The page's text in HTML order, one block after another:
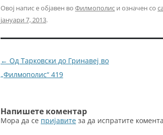
c
e
b
o
o
itt
er
ai ss
n
g
Овој напис е објавен во Филмополис и означен со
јануари 7, 2013.
Навигација
за
← Од Тарковски до Гринавеј во
„Филмополис“ 419
Напишете коментар
Мора да се пријавите за да испратите